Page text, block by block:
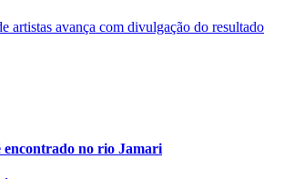
encontrado no rio Jamari